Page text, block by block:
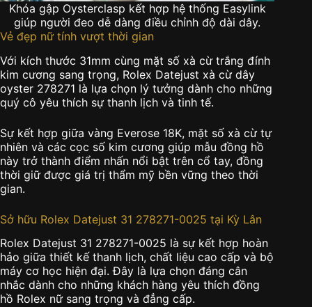
Khóa gập Oysterclasp kết hợp hệ thống Easylink
giúp người đeo dễ dàng điều chỉnh độ dài dây.
Vẻ đẹp nữ tính vượt thời gian
Với kích thước 31mm cùng mặt số xà cừ trắng đính
kim cương sang trọng, Rolex Datejust xà cừ dây
oyster 278271 là lựa chọn lý tưởng dành cho những
quý cô yêu thích sự thanh lịch và tinh tế.
Sự kết hợp giữa vàng Everose 18K, mặt số xà cừ tự
nhiên và các cọc số kim cương giúp mẫu đồng hồ
này trở thành điểm nhấn nổi bật trên cổ tay, đồng
thời giữ được giá trị thẩm mỹ bền vững theo thời
gian.
Sở hữu Rolex Datejust 31 278271-0025 tại Kỳ Lân
Rolex Datejust 31 278271-0025 là sự kết hợp hoàn
hảo giữa thiết kế thanh lịch, chất liệu cao cấp và bộ
máy cơ học hiện đại. Đây là lựa chọn đáng cân
nhắc dành cho những khách hàng yêu thích đồng
hồ Rolex nữ sang trọng và đẳng cấp.